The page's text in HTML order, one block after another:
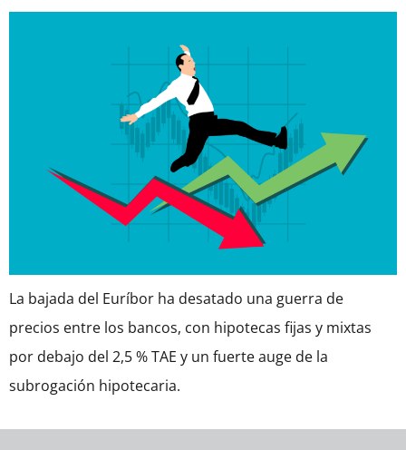
La bajada del Euríbor ha desatado una guerra de
precios entre los bancos, con hipotecas fijas y mixtas
por debajo del 2,5 % TAE y un fuerte auge de la
subrogación hipotecaria.